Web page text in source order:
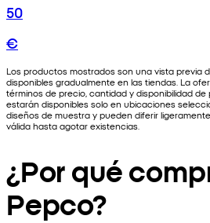
50
€
Los productos mostrados son una vista previa
disponibles gradualmente en las tiendas. La
términos de precio, cantidad y disponibilidad
estarán disponibles solo en ubicaciones
diseños de muestra y pueden diferir
válida hasta agotar existencias.
¿Por qué
Pepco?